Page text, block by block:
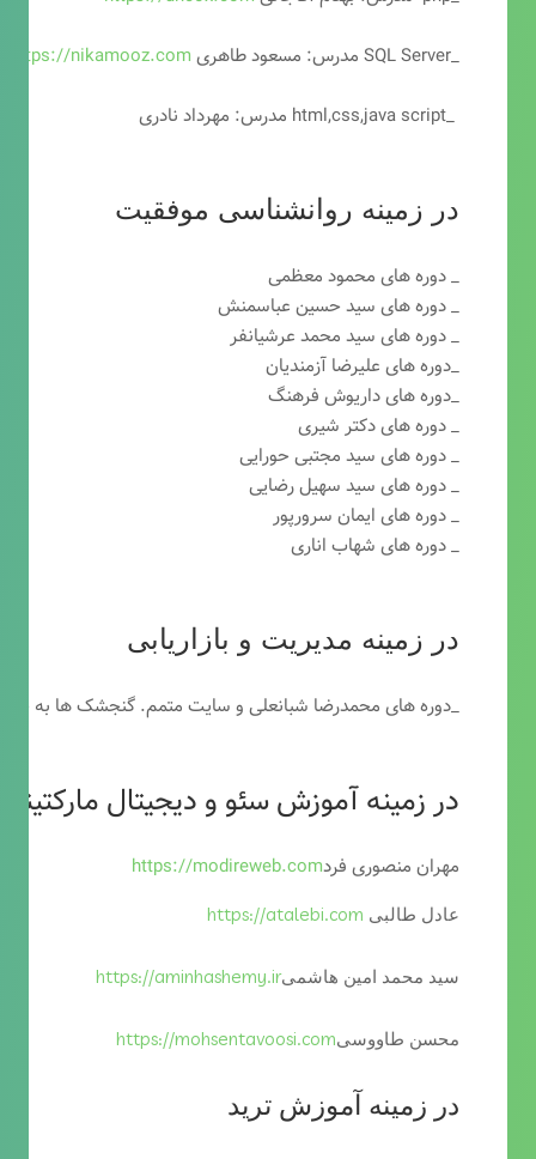
_SQL Server مدرس: مسعود طاهری
https://nikamooz.com
_html,css,java script مدرس: مهرداد نادری
در زمینه روانشناسی موفقیت
_ دوره های محمود معظمی
_ دوره های سید حسین عباسمنش
_ دوره های سید محمد عرشیانفر
_دوره های علیرضا آزمندیان
_دوره های داریوش فرهنگ
_ دوره های دکتر شیری
_ دوره های سید مجتبی حورایی
_ دوره های سید سهیل رضایی
_ دوره های ایمان سرورپور
_ دوره های شهاب اناری
در زمینه مدیریت و بازاریابی
_دوره های محمدرضا شبانعلی و سایت متمم. گنجشک ها به
در زمینه آموزش سئو و دیجیتال
مهران منصوری فردhttps://modireweb.com
عادل طالبی https://atalebi.com
سید محمد امین هاشمیhttps://aminhashemy.ir
محسن طاووسیhttps://mohsentavoosi.com
در زمینه آموزش ترید